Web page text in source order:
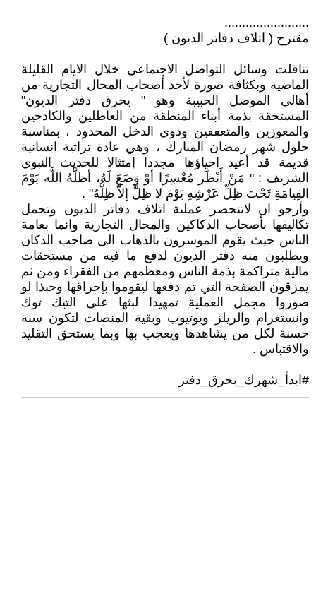
........................
مقترح ( اتلاف دفاتر الديون )
تناقلت وسائل التواصل الاجتماعي خلال الايام القليلة
الماضية وبكثافة صورة لأحد أصحاب المحال التجارية من
أهالي الموصل الحبيبة وهو " يحرق دفتر الديون"
المستحقة بذمة أبناء المنطقة من العاطلين والكادحين
والمعوزين والمتعففين وذوي الدخل المحدود ، بمناسبة
حلول شهر رمضان المبارك ، وهي عادة تراثية انسانية
قديمة قد أعيد احياؤها مجددا إمتثالا للحديث النبوي
الشريف : " مَنْ أَنْظَر مُعْسِرًا أوْ وَضَعَ لَهُ، أظلَّهُ اللَّه يَوْمَ
القِيامَةِ تَحْتَ ظِلِّ عَرْشِهِ يَوْمَ لا ظِلَّ إلاَّ ظِلُّهُ" .
وأرجو ان لاتنحصر عملية اتلاف دفاتر الديون وتحمل
تكاليفها بأصحاب الدكاكين والمحال التجارية وانما بعامة
الناس حيث يقوم الموسرون بالذهاب الى صاحب الدكان
ويطلبون منه دفتر الديون لدفع ما فيه من مستحقات
مالية متراكمة بذمة الناس ومعظمهم من الفقراء ومن ثم
يمزقون الصفحة التي تم دفعها ليقوموا بإحراقها وحبذا لو
صوروا مجمل العملية تمهيدا لبثها على التيك توك
وانستغرام والريلز ويوتيوب وبقية المنصات لتكون سنة
حسنة لكل من يشاهدها ويعجب بها وبما يستحق التقليد
والاقتباس .
#ابدأ_شهرك_بحرق_دفتر